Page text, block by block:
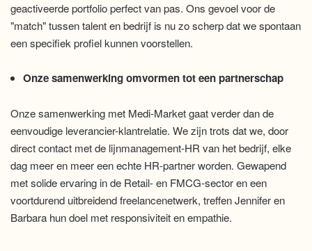
geactiveerde portfolio perfect van pas. Ons gevoel voor de
"match" tussen talent en bedrijf is nu zo scherp dat we spontaan
een specifiek profiel kunnen voorstellen.
Onze samenwerking omvormen tot een partnerschap
Onze samenwerking met Medi-Market gaat verder dan de
eenvoudige leverancier-klantrelatie. We zijn trots dat we, door
direct contact met de lijnmanagement-HR van het bedrijf, elke
dag meer en meer een echte HR-partner worden. Gewapend
met solide ervaring in de Retail- en FMCG-sector en een
voortdurend uitbreidend freelancenetwerk, treffen Jennifer en
Barbara hun doel met responsiviteit en empathie.